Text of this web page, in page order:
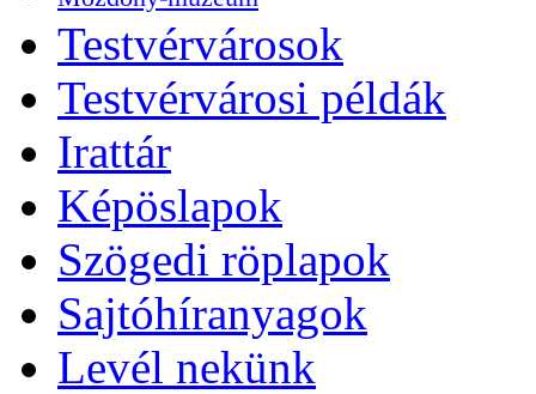
Testvérvárosok
Testvérvárosi példák
Irattár
Képöslapok
Szögedi röplapok
Sajtóhíranyagok
Levél nekünk